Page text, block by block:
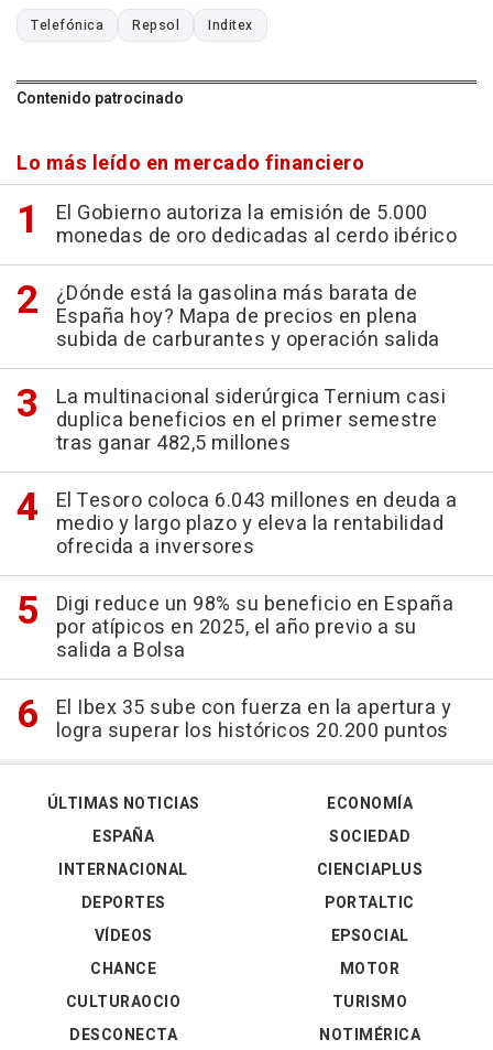
Telefónica Repsol Inditex
Contenido patrocinado
Lo más leído en mercado financiero
El Gobierno autoriza la emisión de 5.000
monedas de oro dedicadas al cerdo ibérico
¿Dónde está la gasolina más barata de
España hoy? Mapa de precios en plena
subida de carburantes y operación salida
La multinacional siderúrgica Ternium casi
duplica beneficios en el primer semestre
tras ganar 482,5 millones
El Tesoro coloca 6.043 millones en deuda a
medio y largo plazo y eleva la rentabilidad
ofrecida a inversores
Digi reduce un 98% su beneficio en España
por atípicos en 2025, el año previo a su
salida a Bolsa
El Ibex 35 sube con fuerza en la apertura y
logra superar los históricos 20.200 puntos
ÚLTIMAS NOTICIAS
ESPAÑA
INTERNACIONAL
DEPORTES
VÍDEOS
ECONOMÍA
SOCIEDAD
CIENCIAPLUS
PORTALTIC
EPSOCIAL
CHANCE
CULTURAOCIO
DESCONECTA
MOTOR
TURISMO
NOTIMÉRICA